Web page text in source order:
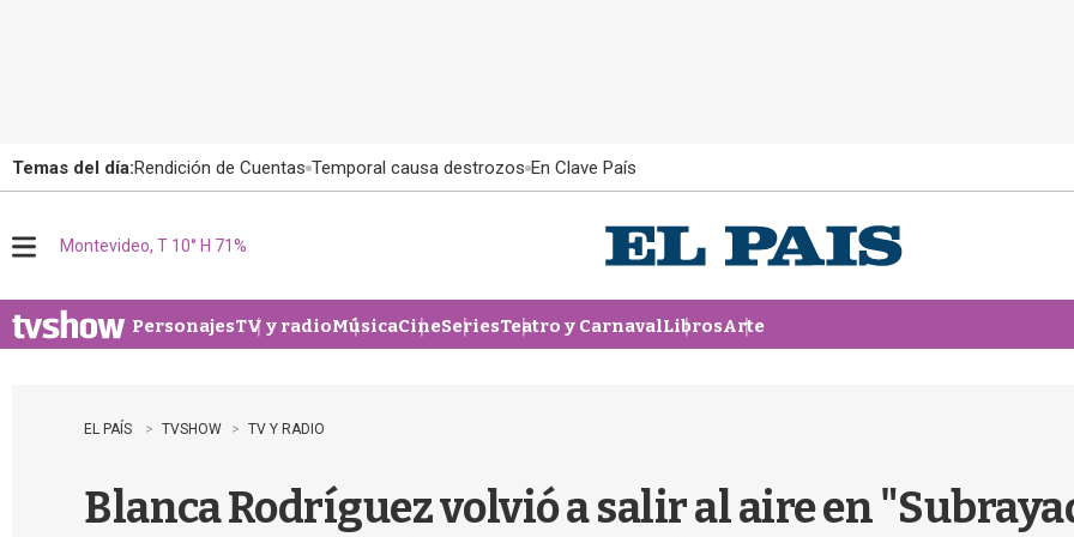
Temas del día:Rendición de Cuentas Temporal causa destrozos En Clave País
u
Montevideo, T 10° H 71%
PersonajesTV y radioMúsicaCineSeriesTeatro y CarnavalLibrosArte
EL PAÍS TVSHOW TV Y RADIO
Blanca Rodríguez volvió a salir al aire en